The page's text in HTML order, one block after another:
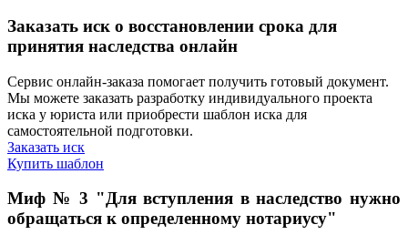
Заказать иск о восстановлении срока для
принятия наследства онлайн
Сервис онлайн-заказа помогает получить готовый документ.
Мы можете заказать разработку индивидуального проекта
иска у юриста или приобрести шаблон иска для
самостоятельной подготовки.
Заказать иск
Купить шаблон
Миф № 3 "Для вступления в наследство нужно
обращаться к определенному нотариусу"